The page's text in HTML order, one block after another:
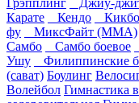
Грэпплинг
Джиу-
Карате
Кендо
фу
МиксФайт (ММА)
Самбо
Самбо боевое
Ушу
Филиппинские
(сават) Боулинг
Волейбол Гимнастика